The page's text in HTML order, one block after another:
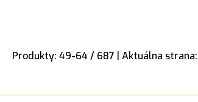
Produkty: 49-64 / 687 | Aktuálna strana: